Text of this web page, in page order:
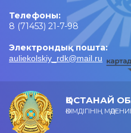
Телефоны:
8 (71453) 21-7-98
Электрондық пошта:
auliekolskiy_rdk@mail.ru
ҚОСТАНАЙ
ӘКІМДІГІНІҢ